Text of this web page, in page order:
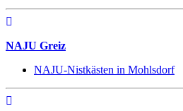
NAJU Greiz
NAJU-Nistkästen in Mohlsdorf